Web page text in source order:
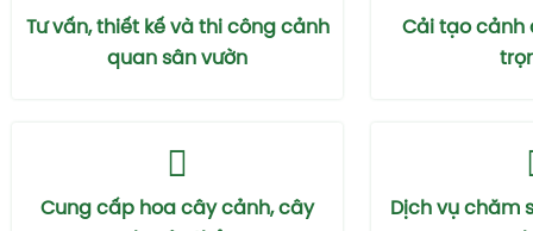
Tư vấn, thiết kế và thi công cảnh
quan sân vườn
Cải tạo cảnh
Cung cấp hoa cây cảnh, cây
Dịch vụ chăm